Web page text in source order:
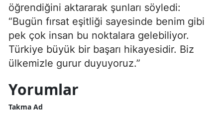
öğrendiğini aktararak şunları söyledi:
“Bugün fırsat eşitliği sayesinde benim gibi
pek çok insan bu noktalara gelebiliyor.
Türkiye büyük bir başarı hikayesidir. Biz
ülkemizle gurur duyuyoruz.”
Yorumlar
Takma Ad